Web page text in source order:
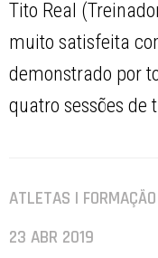
Tito Real
muito satisfeita
demonstrado por
quatro sessões de
ATLETAS |
23 ABR 2019